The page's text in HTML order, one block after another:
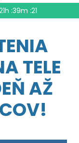
:39m :20
TELE
AŽ